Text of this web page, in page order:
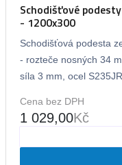
Schodišťové
- 1200x300
Schodišťová podesta
- rozteče nosných 34
síla 3 mm, ocel
Cena bez DPH
1 029,00Kč